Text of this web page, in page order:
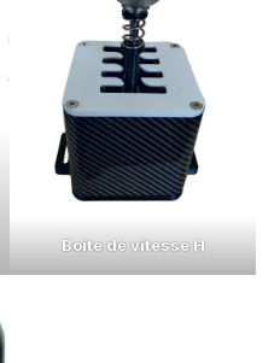
Boite de vitesse H